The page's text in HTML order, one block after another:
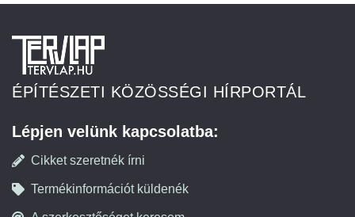
ÉPÍTÉSZETI KÖZÖSSÉGI HÍRPORTÁL
Lépjen velünk kapcsolatba:
Cikket szeretnék írni
Termékinformációt küldenék